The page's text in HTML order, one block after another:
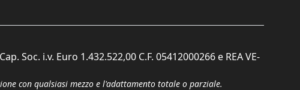
Soc. i.v. Euro 1.432.522,00 C.F. 05412000266 e REA VE-
con qualsiasi mezzo e l'adattamento totale o parziale.